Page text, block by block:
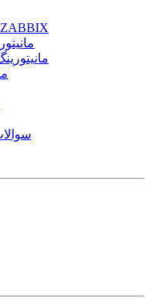
ZABBIX